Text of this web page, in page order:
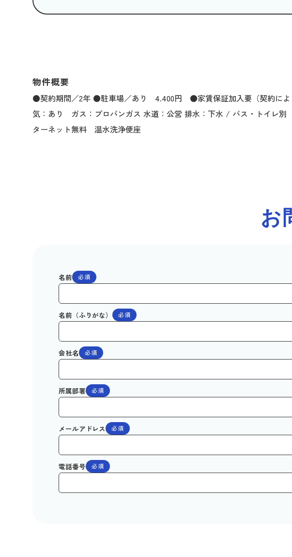
物件概要
●契約期間／2年 ●駐車場／あり 4.400円 ●家賃保証加入要（契約
気：あり ガス：プロパンガス 水道：公営 排水：下水 / バス・トイ
ターネット無料 温水洗浄便座
お
名前 必須
名前（ふりがな） 必須
会社名 必須
所属部署 必須
メールアドレス 必須
電話番号 必須